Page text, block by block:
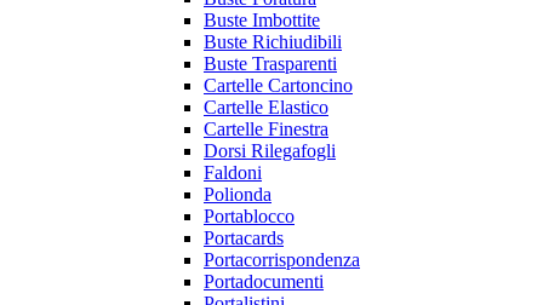
Buste Imbottite
Buste Richiudibili
Buste Trasparenti
Cartelle Cartoncino
Cartelle Elastico
Cartelle Finestra
Dorsi Rilegafogli
Faldoni
Polionda
Portablocco
Portacards
Portacorrispondenza
Portadocumenti